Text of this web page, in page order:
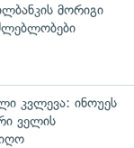
მორიგი
კვლევა: ინოუეს
ველის